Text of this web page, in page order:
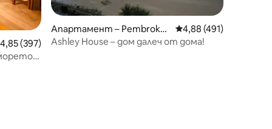
оценка: 4,85 от 5, 397 отзива
4,85 (397)
Апартамент – Pembrokes
hire
Средна оценка: 4,88
4,88 (491)
Ashley House – дом далеч от дома!